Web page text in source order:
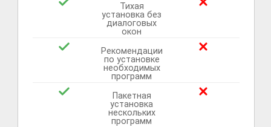
Тихая
установка без
диалоговых
окон
Рекомендации
по установке
необходимых
программ
Пакетная
установка
нескольких
программ